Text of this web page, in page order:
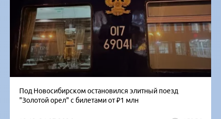
Под Новосибирском остановился элитный поезд
"Золотой орел" с билетами от ₽1 млн